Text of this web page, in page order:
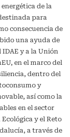
de la
para
consecuencia de
una ayuda de
y a la Unión
en el marco del
dentro del
y
así como la
en el sector
y el Reto
a través de